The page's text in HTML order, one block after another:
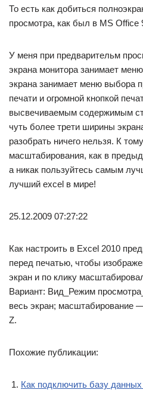
То есть как добиться
просмотра, как был в MS Office
У меня при предварительм
экрана монитора занимает
экрана занимает меню выбора
печати и огромной кнопкой
высвечиваемым содержимым
чуть более трети ширины
разобрать ничего нельзя. К
масштабирования, как в
а никак пользуйтесь самым
лучший excel в мире!
25.12.2009 07:27:22
Как настроить в Excel 2010
перед печатью, чтобы
экран и по клику
Вариант: Вид_Режим
весь экран; масштабирование
Z.
Похожие публикации:
Как подключить базу